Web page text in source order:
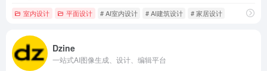
室内设计 平面设计 # AI室内设计 # AI建筑设计 # 家居设计
Dzine
一站式AI图像生成、设计、编辑平台